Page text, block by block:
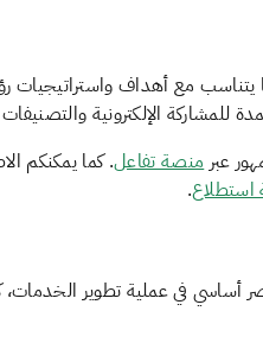
مع أهداف واستراتيجيات رؤية
الإلكترونية والتصنيفات
عبرمنصة تفاعل.كما يمكنكم
.
أساسي في عملية تطوير الخدمات،